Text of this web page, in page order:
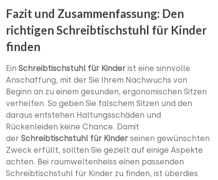
Fazit und Zusammenfassung: Den
richtigen Schreibtischstuhl für Kinder
finden
Ein Schreibtischstuhl für Kinder ist eine sinnvolle
Anschaffung, mit der Sie Ihrem Nachwuchs von
Beginn an zu einem gesunden, ergonomischen Sitzen
verhelfen. So geben Sie falschem Sitzen und den
daraus entstehen Haltungsschäden und
Rückenleiden keine Chance. Damit
der Schreibtischstuhl für Kinder seinen gewünschten
Zweck erfüllt, sollten Sie gezielt auf einige Aspekte
achten. Bei raumweltenheiss einen passenden
Schreibtischstuhl für Kinder zu finden, ist überdies